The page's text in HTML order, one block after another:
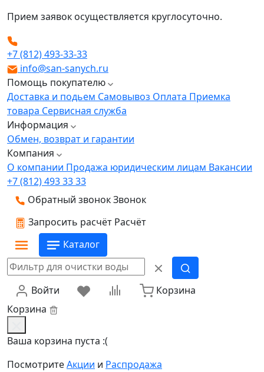
Прием заявок осуществляется круглосуточно.
+7 (812) 493-33-33
info@san-sanych.ru
Помощь покупателю
Доставка и подьем Самовывоз Оплата Приемка
товара Сервисная служба
Информация
Обмен, возврат и гарантии
Компания
О компании Продажа юридическим лицам Вакансии
+7 (812) 493 33 33
Обратный звонокЗвонок
Запросить расчёт Расчёт
Каталог
Войти
Корзина
Корзина
Ваша корзина пуста :(
ПосмотритеАкции и Распродажа